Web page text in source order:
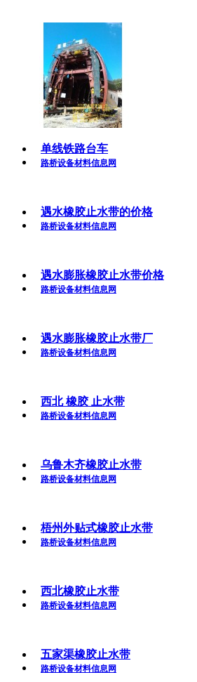
单线铁路台车
路桥设备材料信息网
遇水橡胶止水带的价格
路桥设备材料信息网
遇水膨胀橡胶止水带价格
路桥设备材料信息网
遇水膨胀橡胶止水带厂
路桥设备材料信息网
西北 橡胶 止水带
路桥设备材料信息网
乌鲁木齐橡胶止水带
路桥设备材料信息网
梧州外贴式橡胶止水带
路桥设备材料信息网
西北橡胶止水带
路桥设备材料信息网
五家渠橡胶止水带
路桥设备材料信息网